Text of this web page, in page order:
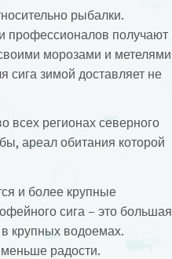
рыбалки.
профессионалов получают
морозами и метелями
сига зимой доставляет не
всех регионах северного
ареал обитания которой
и более крупные
сига – это большая
крупных водоемах.
радости.